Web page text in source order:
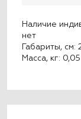
Наличие
нет
Габариты, см:
Масса, кг: 0,05